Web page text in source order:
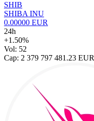
SHIB
SHIBA INU
0.00000 EUR
24h
+1.50%
Vol: 52
Cap: 2 379 797 481.23 EUR